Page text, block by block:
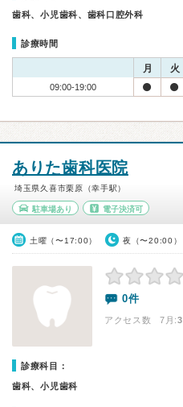
歯科、小児歯科、歯科口腔外科
診療時間
月 火
09:00-19:00
ありた歯科医院
埼玉県久喜市栗原（幸手駅）
駐車場あり 電子決済可
土曜（〜17:00） 夜（〜20:00）
0件
アクセス数 7月:3
診療科目：
歯科、小児歯科